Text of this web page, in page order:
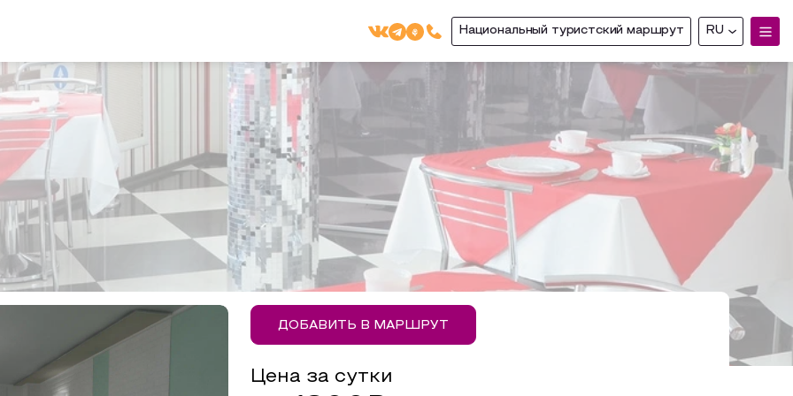
Национальный туристский маршрут RU
ДОБАВИТЬ В МАРШРУТ
Цена за сутки